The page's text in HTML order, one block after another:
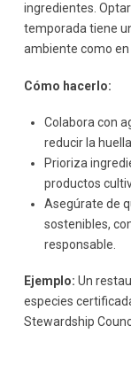
ingredientes.
temporada tiene
ambiente como en
Cómo hacerlo:
Colabora con
reducir la
Prioriza
productos
Asegúrate de
sostenibles,
responsable.
Ejemplo: Un
especies
Stewardship